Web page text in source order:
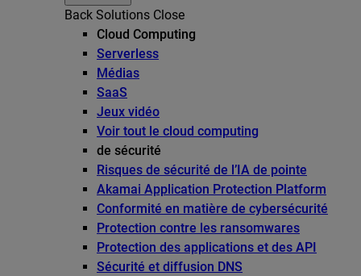
Back Solutions Close
Cloud Computing
Serverless
Médias
SaaS
Jeux vidéo
Voir tout le cloud computing
de sécurité
Risques de sécurité de l’IA de pointe
Akamai Application Protection Platform
Conformité en matière de cybersécurité
Protection contre les ransomwares
Protection des applications et des API
Sécurité et diffusion DNS